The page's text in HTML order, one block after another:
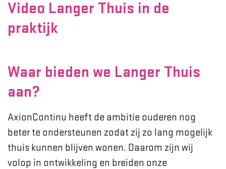
Video Langer Thuis in de
praktijk
Waar bieden we Langer Thuis
aan?
AxionContinu heeft de ambitie ouderen nog
beter te ondersteunen zodat zij zo lang mogelijk
thuis kunnen blijven wonen. Daarom zijn wij
volop in ontwikkeling en breiden onze